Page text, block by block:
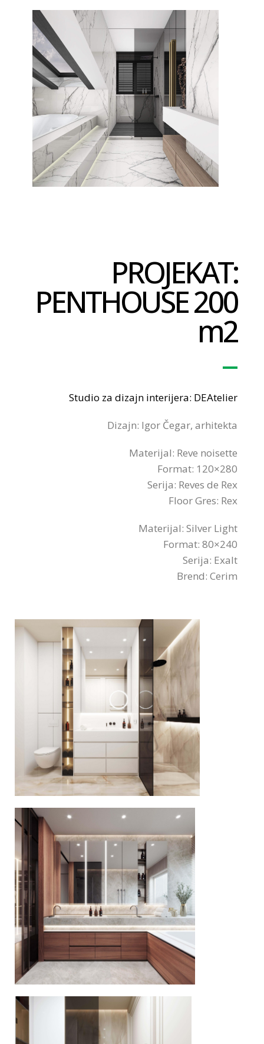
PROJEKAT:
PENTHOUSE 200
m2
Studio za dizajn interijera: DEAtelier
Dizajn: Igor Čegar, arhitekta
Materijal: Reve noisette
Format: 120×280
Serija: Reves de Rex
Floor Gres: Rex
Materijal: Silver Light
Format: 80×240
Serija: Exalt
Brend: Cerim